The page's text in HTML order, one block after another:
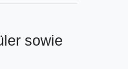
sowie